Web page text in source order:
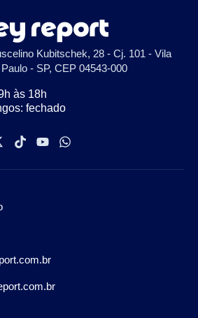
Kubitschek, 28 - Cj. 101 - Vila
- SP, CEP 04543-000
às 18h
fechado